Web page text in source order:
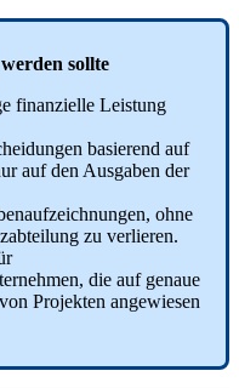
werden sollte
finanzielle Leistung
basierend auf
auf den Ausgaben der
, ohne
zu verlieren.
r
, die auf genaue
von Projekten angewiesen